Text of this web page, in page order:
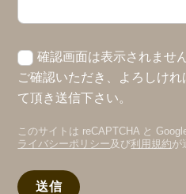
確認画面は表示されませ
ご確認いただき、よろしけ
て頂き送信下さい。
このサイトは reCAPTCHA と
ライバシーポリシー 及び利用規約が